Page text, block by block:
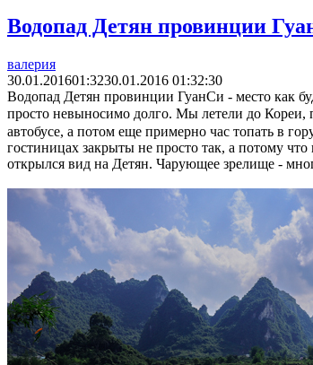
Водопад Детян провинции
валерия
30.01.201601:3230.01.2016 01:32:30
Водопад Детян провинции ГуанСи - место как
просто невыносимо долго. Мы летели до Кореи,
автобусе, а потом еще примерно час топать в
гостиницах закрыты не просто так, а потому
открылся вид на Детян. Чарующее зрелище -